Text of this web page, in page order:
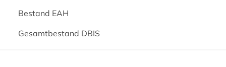
Bestand EAH
Gesamtbestand DBIS